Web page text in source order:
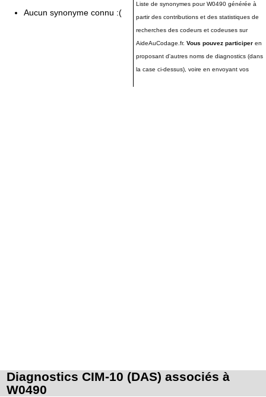
Aucun synonyme connu :(
Liste de synonymes pour W0490 générée à
partir des contributions et des statistiques de
recherches des codeurs et codeuses sur
AideAuCodage.fr. Vous pouvez participer en
proposant d'autres noms de diagnostics (dans
la case ci-dessus), voire en envoyant vos
Diagnostics CIM-10 (DAS) associés à
W0490